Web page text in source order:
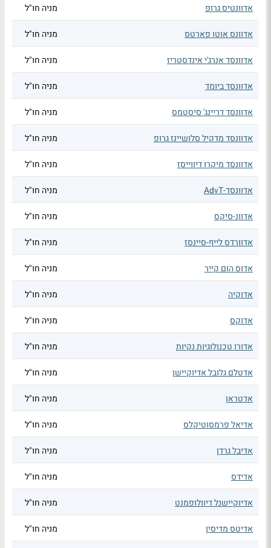
אדוונטיס גרופ מניה חו"ל
אדוונס אוטו פארטס מניה חו"ל
אדוונסד אנרג'י אינדסטריז מניה חו"ל
אדוונסד ביומד מניה חו"ל
אדוונסד דריינג' סיסטמס מניה חו"ל
אדוונסד מדקיל סלושיינז גרופ מניה חו"ל
אדוונסד מיקרו דיווייסז מניה חו"ל
אדוונסד-AdvT מניה חו"ל
אדוונ-סיקס מניה חו"ל
אדוורדס לייף-סיינסז מניה חו"ל
אדוס הום קייר מניה חו"ל
אדוקיה מניה חו"ל
אדוקס מניה חו"ל
אדורו טכנולוגיות נקיות מניה חו"ל
אדטלם גלובל אדיוקיישן מניה חו"ל
אדטראן מניה חו"ל
אדיאל פרמסוטיקלס מניה חו"ל
אדיבל גרדן מניה חו"ל
אדידס מניה חו"ל
אדיוקיישנל דיוולופמנט מניה חו"ל
אדיטס מדיסין מניה חו"ל